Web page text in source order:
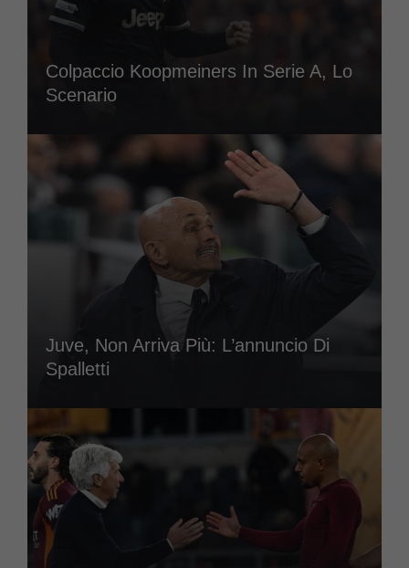
Colpaccio Koopmeiners In Serie A, Lo
Scenario
Juve, Non Arriva Più: L’annuncio Di
Spalletti